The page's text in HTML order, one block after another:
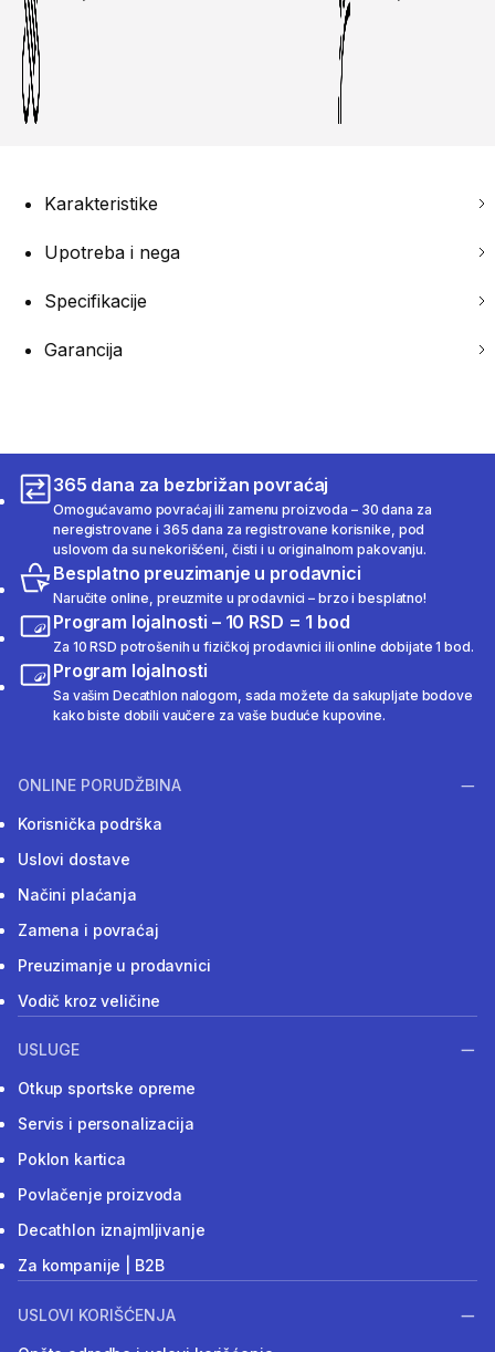
Karakteristike
Upotreba i nega
Specifikacije
Garancija
365 dana za bezbrižan povraćaj
Omogućavamo povraćaj ili zamenu proizvoda – 30 dana za
neregistrovane i 365 dana za registrovane korisnike, pod
uslovom da su nekorišćeni, čisti i u originalnom pakovanju.
Besplatno preuzimanje u prodavnici
Naručite online, preuzmite u prodavnici – brzo i besplatno!
Program lojalnosti – 10 RSD = 1 bod
Za 10 RSD potrošenih u fizičkoj prodavnici ili online dobijate 1 bod.
Program lojalnosti
Sa vašim Decathlon nalogom, sada možete da sakupljate bodove
kako biste dobili vaučere za vaše buduće kupovine.
ONLINE PORUDŽBINA
Korisnička podrška
Uslovi dostave
Načini plaćanja
Zamena i povraćaj
Preuzimanje u prodavnici
Vodič kroz veličine
USLUGE
Otkup sportske opreme
Servis i personalizacija
Poklon kartica
Povlačenje proizvoda
Decathlon iznajmljivanje
Za kompanije | B2B
USLOVI KORIŠĆENJA